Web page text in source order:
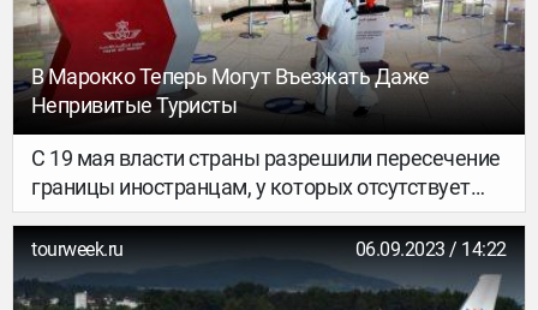
В Марокко Теперь Могут Въезжать Даже
Непривитые Туристы
С 19 мая власти страны разрешили пересечение
границы иностранцам, у которых отсутствует
вакцинация от коронавируса, но с одним
условием…
tourweek.ru 06.09.2023 / 14:22